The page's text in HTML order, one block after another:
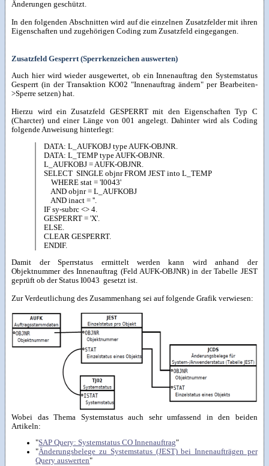
Änderungen geschützt.
In den folgenden Abschnitten wird auf die einzelnen Zusatzfelder mit ihren
Eigenschaften und zugehörigen Coding zum Zusatzfeld eingegangen.
Zusatzfeld Gesperrt (Sperrkenzeichen auswerten)
Auch hier wird wieder ausgewertet, ob ein Innenauftrag den Systemstatus
Gesperrt (in der Transaktion KO02 "Innenauftrag ändern" per Bearbeiten-
>Sperre setzen) hat.
Hierzu wird ein Zusatzfeld GESPERRT mit den Eigenschaften Typ C
(Charcter) und einer Länge von 001 angelegt. Dahinter wird als Coding
folgende Anweisung hinterlegt:
DATA: L_AUFKOBJ type AUFK-OBJNR.
DATA: L_TEMP type AUFK-OBJNR.
L_AUFKOBJ = AUFK-OBJNR.
SELECT SINGLE objnr FROM JEST into L_TEMP
WHERE stat = 'I0043'
AND objnr = L_AUFKOBJ
AND inact = ''.
IF sy-subrc <> 4.
GESPERRT = 'X'.
ELSE.
CLEAR GESPERRT.
ENDIF.
Damit der Sperrstatus ermittelt werden kann wird anhand der
Objektnummer des Innenauftrag (Feld AUFK-OBJNR) in der Tabelle JEST
geprüft ob der Status I0043 gesetzt ist.
Zur Verdeutlichung des Zusammenhang sei auf folgende Grafik verwiesen:
Wobei das Thema Systemstatus auch sehr umfassend in den beiden
Artikeln:
"SAP Query: Systemstatus CO Innenauftrag"
"Änderungsbelege zu Systemstatus (JEST) bei Innenaufträgen per
Query auswerten"